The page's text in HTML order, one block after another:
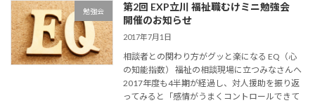
勉強会
第2回 EXP立川 福祉職むけミニ勉強会
開催のお知らせ
2017年7月1日
相談者との関わり方がグッと楽になる EQ（心
の知能指数） 福祉の相談現場に立つみなさんへ
2017年度も4半期が経過し、対人援助を振り返
ってみると「感情がうまくコントロールできて